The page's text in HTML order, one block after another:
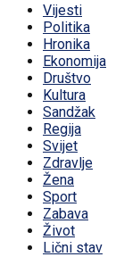
Vijesti
Politika
Hronika
Ekonomija
Društvo
Kultura
Sandžak
Regija
Svijet
Zdravlje
Žena
Sport
Zabava
Život
Lični stav